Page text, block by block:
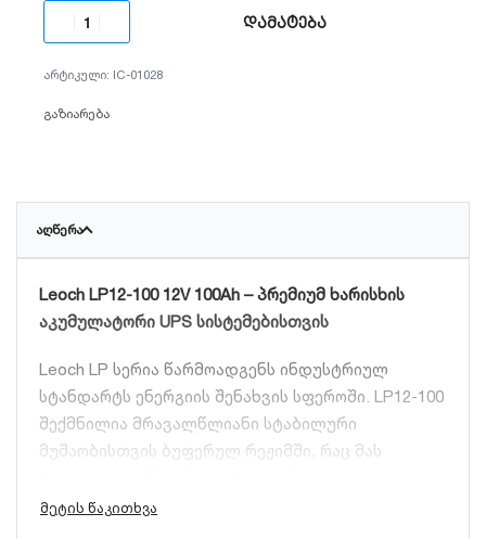
დამატება
IC-01028
გაზიარება
ᲐᲦᲬᲔᲠᲐ
Leoch LP12-100 12V 100Ah – პრემიუმ ხარისხის
აკუმულატორი UPS სისტემებისთვის
Leoch LP სერია წარმოადგენს ინდუსტრიულ
სტანდარტს ენერგიის შენახვის სფეროში. LP12-100
შექმნილია მრავალწლიანი სტაბილური
მუშაობისთვის ბუფერულ რეჟიმში, რაც მას
ინფრასტრუქტურის დასაცავად.